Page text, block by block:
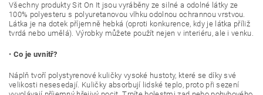
Všechny produkty Sit On It jsou vyráběny ze silné a odolné látky ze
100% polyesteru s polyuretanovou vlhku odolnou ochrannou vrstvou.
Látka je na dotek příjemně hebká (oproti konkurence, kdy je látka příliž
tvrdá nebo umělá). Výrobky můžete použít nejen v interiéru, ale i venku.
• Co je uvnitř?
Náplň tvoří polystyrenové kuličky vysoké hustoty, které se díky své
velikosti nesesedají. Kuličky absorbují lidské teplo, proto při sezení